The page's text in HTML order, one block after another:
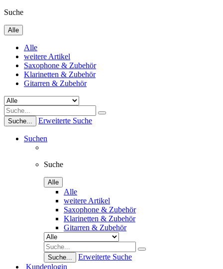
Suche
Alle
Alle
weitere Artikel
Saxophone & Zubehör
Klarinetten & Zubehör
Gitarren & Zubehör
Suche... Erweiterte Suche
Suchen
Suche
Alle
Alle
weitere Artikel
Saxophone & Zubehör
Klarinetten & Zubehör
Gitarren & Zubehör
Suche...
Erweiterte Suche
Kundenlogin